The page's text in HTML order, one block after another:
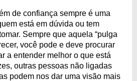
de confiança sempre é uma
está em dúvida ou tem
Sempre que aquela “pulga
você pode e deve procurar
a entender melhor o que está
outras pessoas não ligadas
podem nos dar uma visão mais